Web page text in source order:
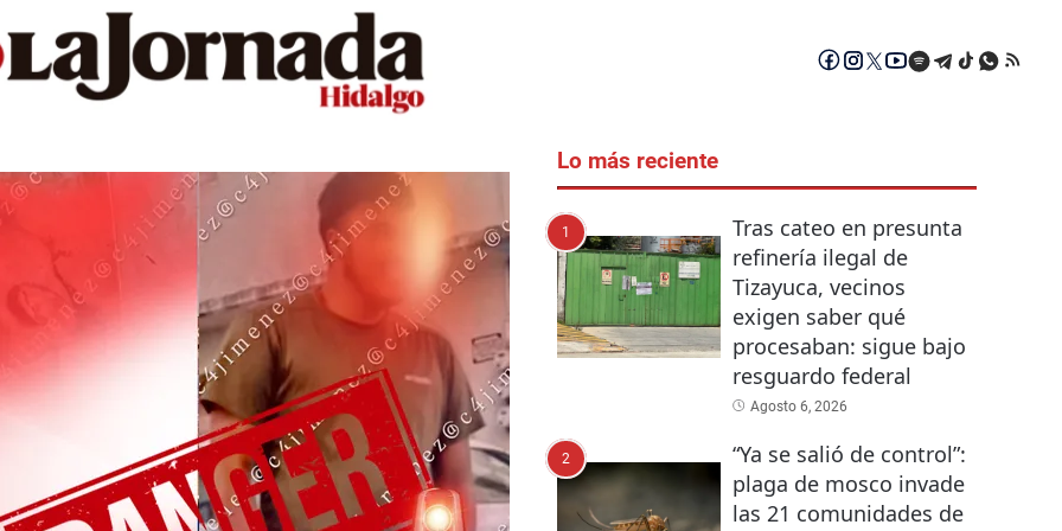
Lo más reciente
1
Tras cateo en presunta
refinería ilegal de
Tizayuca, vecinos
exigen saber qué
procesaban: sigue bajo
resguardo federal
Agosto 6, 2026
2
“Ya se salió de control”:
plaga de mosco invade
las 21 comunidades de